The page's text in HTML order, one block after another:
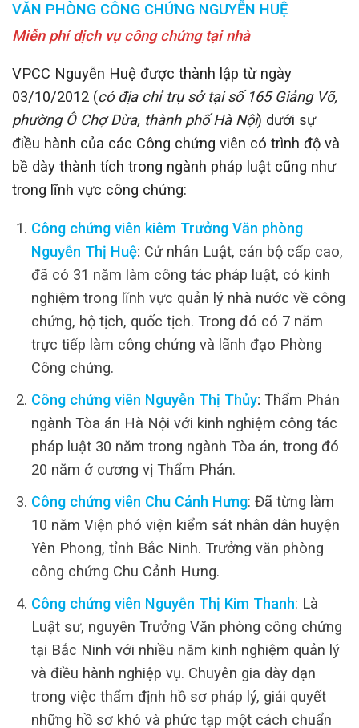
VĂN PHÒNG CÔNG CHỨNG NGUYỄN HUỆ
Miễn phí dịch vụ công chứng tại nhà
VPCC Nguyễn Huệ được thành lập từ ngày
03/10/2012 (có địa chỉ trụ sở tại số 165 Giảng Võ,
phường Ô Chợ Dừa, thành phố Hà Nội) dưới sự
điều hành của các Công chứng viên có trình độ và
bề dày thành tích trong ngành pháp luật cũng như
trong lĩnh vực công chứng:
Công chứng viên kiêm Trưởng Văn phòng
Nguyễn Thị Huệ: Cử nhân Luật, cán bộ cấp cao,
đã có 31 năm làm công tác pháp luật, có kinh
nghiệm trong lĩnh vực quản lý nhà nước về công
chứng, hộ tịch, quốc tịch. Trong đó có 7 năm
trực tiếp làm công chứng và lãnh đạo Phòng
Công chứng.
Công chứng viên Nguyễn Thị Thủy: Thẩm Phán
ngành Tòa án Hà Nội với kinh nghiệm công tác
pháp luật 30 năm trong ngành Tòa án, trong đó
20 năm ở cương vị Thẩm Phán.
Công chứng viên Chu Cảnh Hưng: Đã từng làm
10 năm Viện phó viện kiểm sát nhân dân huyện
Yên Phong, tỉnh Bắc Ninh. Trưởng văn phòng
công chứng Chu Cảnh Hưng.
Công chứng viên Nguyễn Thị Kim Thanh: Là
Luật sư, nguyên Trưởng Văn phòng công chứng
tại Bắc Ninh với nhiều năm kinh nghiệm quản lý
và điều hành nghiệp vụ. Chuyên gia dày dạn
trong việc thẩm định hồ sơ pháp lý, giải quyết
những hồ sơ khó và phức tạp một cách chuẩn